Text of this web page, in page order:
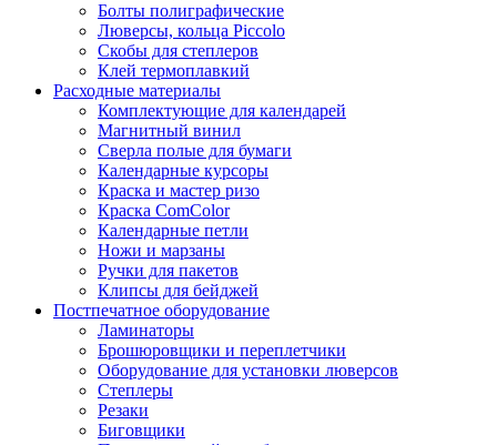
Болты полиграфические
Люверсы, кольца Piccolo
Скобы для степлеров
Клей термоплавкий
Расходные материалы
Комплектующие для календарей
Магнитный винил
Сверла полые для бумаги
Календарные курсоры
Краска и мастер ризо
Краска ComColor
Календарные петли
Ножи и марзаны
Ручки для пакетов
Клипсы для бейджей
Постпечатное оборудование
Ламинаторы
Брошюровщики и переплетчики
Оборудование для установки люверсов
Степлеры
Резаки
Биговщики